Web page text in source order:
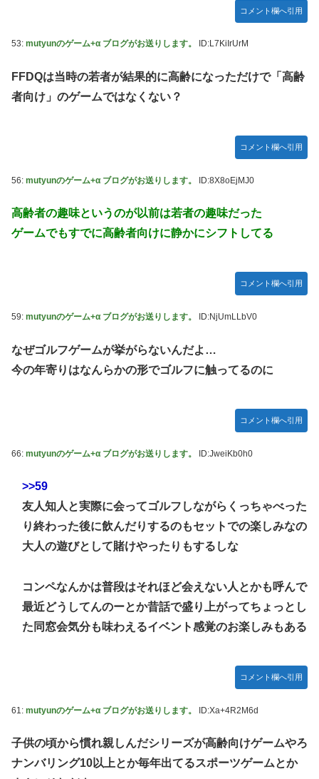
コメント欄へ引用
53: mutyunのゲーム+α ブログがお送りします。 ID:L7KiIrUrM
FFDQは当時の若者が結果的に高齢になっただけで「高齢
者向け」のゲームではなくない？
コメント欄へ引用
56: mutyunのゲーム+α ブログがお送りします。 ID:8X8oEjMJ0
高齢者の趣味というのが以前は若者の趣味だった
ゲームでもすでに高齢者向けに静かにシフトしてる
コメント欄へ引用
59: mutyunのゲーム+α ブログがお送りします。 ID:NjUmLLbV0
なぜゴルフゲームが挙がらないんだよ…
今の年寄りはなんらかの形でゴルフに触ってるのに
コメント欄へ引用
66: mutyunのゲーム+α ブログがお送りします。 ID:JweiKb0h0
>>59
友人知人と実際に会ってゴルフしながらくっちゃべった
り終わった後に飲んだりするのもセットでの楽しみなの
大人の遊びとして賭けやったりもするしな
コンペなんかは普段はそれほど会えない人とかも呼んで
最近どうしてんのーとか昔話で盛り上がってちょっとし
た同窓会気分も味わえるイベント感覚のお楽しみもある
コメント欄へ引用
61: mutyunのゲーム+α ブログがお送りします。 ID:Xa+4R2M6d
子供の頃から慣れ親しんだシリーズが高齢向けゲームやろ
ナンバリング10以上とか毎年出てるスポーツゲームとか